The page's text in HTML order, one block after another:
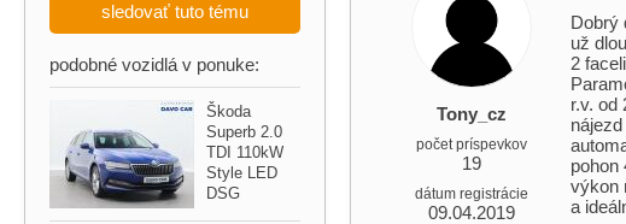
Tony_cz
počet príspevkov
19
dátum registrácie
09.04.2019
Dobrý
už
2
r.v. od
pohon
výkon
a
sledovať tuto tému
podobné vozidlá v ponuke:
Škoda
Superb 2.0
TDI 110kW
Style LED
DSG